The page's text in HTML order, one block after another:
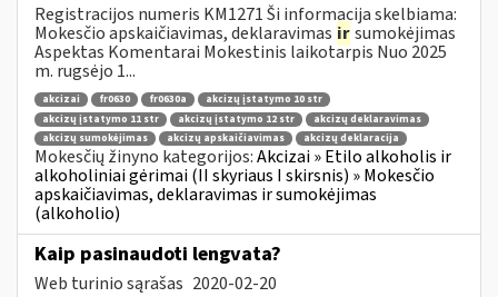
Registracijos numeris KM1271 Ši informacija skelbiama:
Mokesčio apskaičiavimas, deklaravimas irsumokėjimas
Aspektas Komentarai Mokestinis laikotarpis Nuo 2025
m. rugsėjo 1...
akcizai fr0630 fr0630a
akcizų įstatymo 10 str
akcizų įstatymo 11 str
akcizų įstatymo 12 str
akcizų deklaravimas
akcizų sumokėjimas
akcizų apskaičiavimas akcizų deklaracija
Mokesčių žinyno kategorijos:Akcizai » Etilo alkoholis ir
alkoholiniai gėrimai (II skyriaus I skirsnis) » Mokesčio
apskaičiavimas, deklaravimas ir sumokėjimas
(alkoholio)
Kaip pasinaudoti lengvata?
Web turinio sąrašas 2020-02-20